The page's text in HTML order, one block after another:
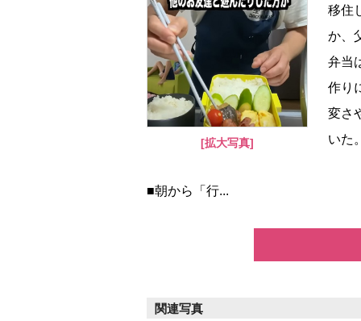
[拡大写真]
移住
か、
弁当
作り
変さ
いた
■朝から「行...
関連写真